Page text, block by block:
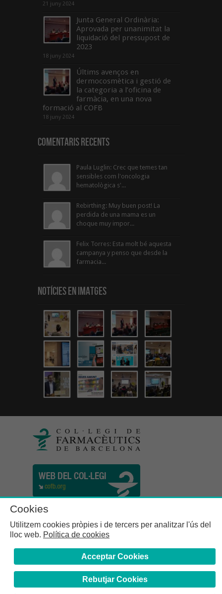
21 juny 2024
Junta General Ordinària:
Aprovada per unanimitat la
liquidació del pressupost de
2023
18 juny 2024
Últims avenços en
dermocosmètica i gestió de
la categoria a l’oficina de
farmàcia, en una nova
formació al COFB
18 juny 2024
Comentaris Recents
Paula Luglin: Crec que temes tan
sensibles com l'oncologia
hematològica s'...
Rebirthing: Muy buen post! La
perdida de una mama es un
choque muy impor...
Felix Torres: Esta molt bé aquesta
campanya y penso que desde la
farmacia...
Notícies en Imatges
Cookies
Utilitzem cookies pròpies i de tercers per analitzar l'ús del
lloc web. Política de cookies
Acceptar Cookies
Rebutjar Cookies